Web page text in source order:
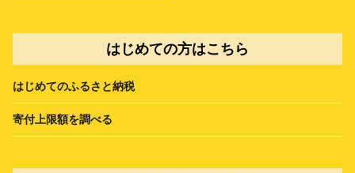
はじめての方はこちら
はじめてのふるさと納税
寄付上限額を調べる